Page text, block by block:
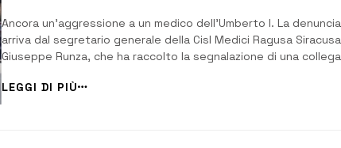
Ancora un’aggressione a un medico dell’Umberto I. La denuncia
arriva dal segretario generale della Cisl Medici Ragusa
Giuseppe Runza, che ha raccolto la segnalazione di una
Tutto è avvenuto all’interno di uno dei reparti dell’ospedale di
Testaferrata. La dottoressa, chiamata per una consulenza in un
altro reparto, si è a...
LEGGI DI PIÙ